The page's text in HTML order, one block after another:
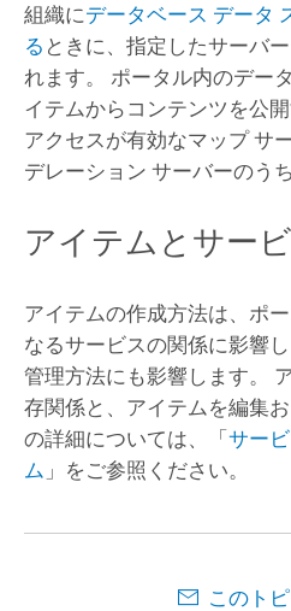
組織にデータベース データ
る ときに、指定したサーバ
れます。 ポータル内のデー
イテムからコンテンツを公
アクセスが有効なマップ サ
デレーション サーバーのう
アイテムとサー
アイテムの作成方法は、ポ
なるサービスの関係に影響
管理方法にも影響します。
存関係と、アイテムを編集
の詳細については、「サー
ム 」をご参照ください。
このト